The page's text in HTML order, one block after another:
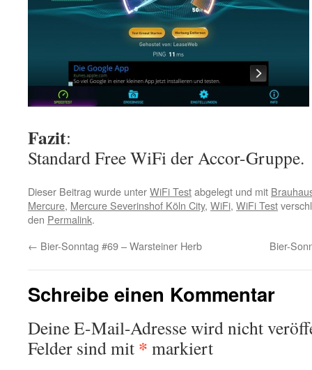
Fazit:
Standard Free WiFi der Accor-Gruppe.
Dieser Beitrag wurde unterWiFi Testabgelegt und mit
Mercure, Mercure Severinshof Köln City, WiFi, WiFi Test
den Permalink.
← Bier-Sonntag #69 – Warsteiner Herb Bier-
Schreibe einen Kommentar
Deine E-Mail-Adresse wird nicht
Felder sind mit * markiert